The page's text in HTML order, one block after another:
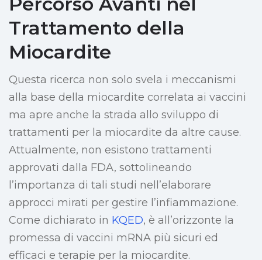
Trattamento della
Miocardite
Questa ricerca non solo svela i meccanismi
alla base della miocardite correlata ai vaccini
ma apre anche la strada allo sviluppo di
trattamenti per la miocardite da altre cause.
Attualmente, non esistono trattamenti
approvati dalla FDA, sottolineando
l’importanza di tali studi nell’elaborare
approcci mirati per gestire l’infiammazione.
Come dichiarato in KQED, è all’orizzonte la
promessa di vaccini mRNA più sicuri ed
efficaci e terapie per la miocardite.